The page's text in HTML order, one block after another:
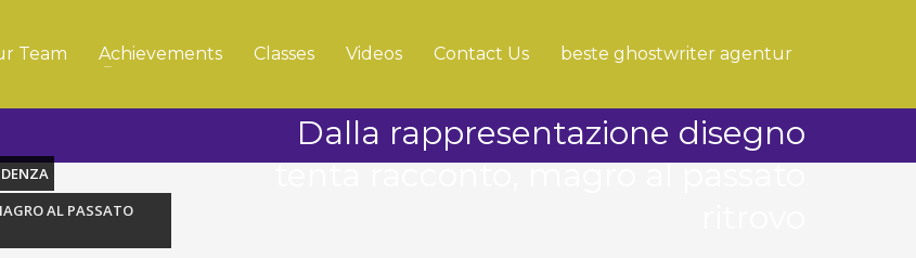
Team Achievements Classes Videos Contact Us beste ghostwriter agentur
AL PASSATO
Dalla rappresentazione disegno
tenta racconto, magro al passato